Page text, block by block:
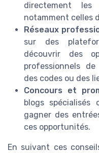
directement les
notamment celles
Réseaux
sur des
découvrir des
professionnels
des codes ou des
Concours et
blogs spécialisés
gagner des
ces opportunités.
En suivant ces